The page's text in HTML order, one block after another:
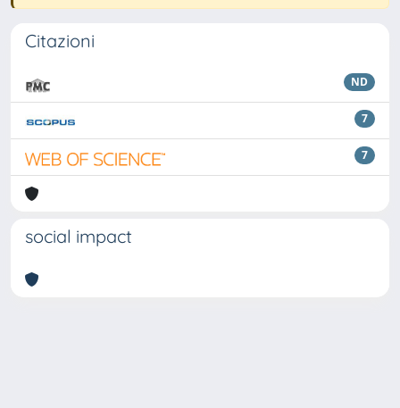
Citazioni
ND
7
7
social impact